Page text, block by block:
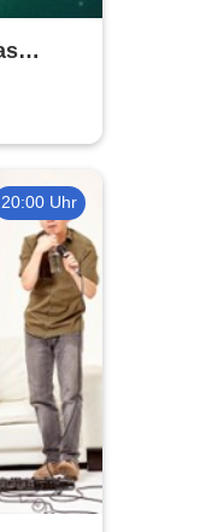
für die
20:00 Uhr